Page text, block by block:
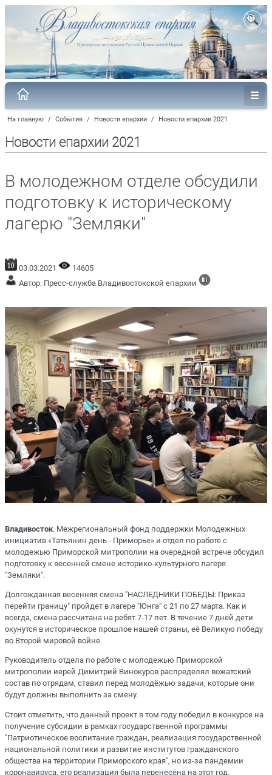
На главную / События / Новости епархии / Новости епархии 2021
Новости епархии 2021
В молодежном отделе обсудили
подготовку к историческому
лагерю "Земляки"
03.03.2021
14605
Автор: Пресс-служба Владивостокской епархии
Владивосток. Межрегиональный фонд поддержки Молодежных
инициатив «Татьянин день - Приморье» и отдел по работе с
молодежью Приморской митрополии на очередной встрече обсудил
подготовку к весенней смене историко-культурного лагеря
"Земляки".
Долгожданная весенняя смена "НАСЛЕДНИКИ ПОБЕДЫ: Приказ
перейти границу" пройдет в лагере "Юнга" с 21 по 27 марта. Как и
всегда, смена рассчитана на ребят 7-17 лет. В течение 7 дней дети
окунутся в историческое прошлое нашей страны, её Великую победу
во Второй мировой войне.
Руководитель отдела по работе с молодежью Приморской
митрополии иерей Димитрий Винокуров распределял вожатский
состав по отрядам, ставил перед молодёжью задачи, которые они
будут должны выполнить за смену.
Стоит отметить, что данный проект в том году победил в конкурсе на
получение субсидии в рамках государственной программы
"Патриотическое воспитание граждан, реализация государственной
национальной политики и развитие институтов гражданского
общества на территории Приморского края", но из-за пандемии
коронавируса, его реализация была перенесёна на этот год.